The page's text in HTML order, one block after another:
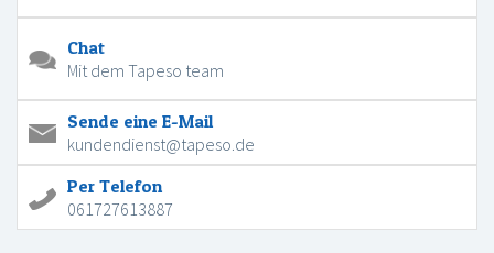
Chat
Mit dem Tapeso team
Sende eine E-Mail
kundendienst@tapeso.de
Per Telefon
061727613887